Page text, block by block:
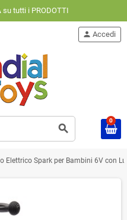
su tutti i PRODOTTI
search
person Accedi
0
Elettrico Spark per Bambini 6V con